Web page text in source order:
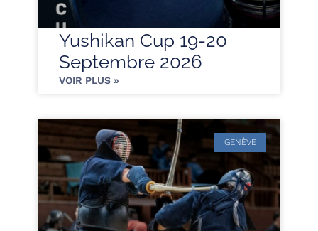
Yushikan Cup 19-20
Septembre 2026
VOIR PLUS »
GENÈVE